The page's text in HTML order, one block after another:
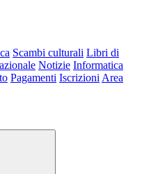
Scambi culturali Libri di
Notizie Informatica
Pagamenti Iscrizioni Area